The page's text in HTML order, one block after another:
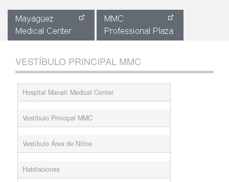
content
VESTÍBULO PRINCIPAL MMC
Hospital Manatí Medical Center
Vestíbulo Principal MMC
Vestíbulo Área de Niños
Habitaciones